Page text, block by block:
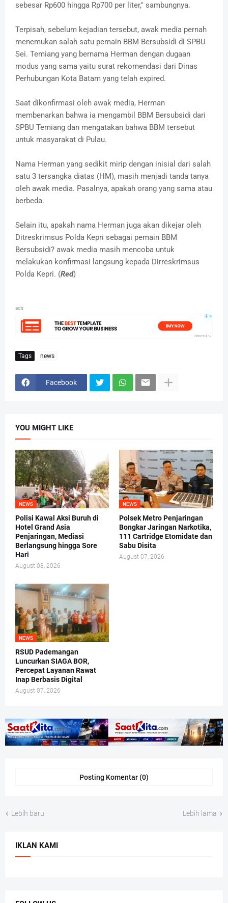
sebesar Rp600 hingga Rp700 per liter," sambungnya.
Terpisah, sebelum kejadian tersebut, awak media pernah
menemukan salah satu pemain BBM Bersubsidi di SPBU
Sei. Temiang yang bernama Herman dengan dugaan
modus yang sama yaitu surat rekomendasi dari Dinas
Perhubungan Kota Batam yang telah expired.
Saat dikonfirmasi oleh awak media, Herman
membenarkan bahwa ia mengambil BBM Bersubsidi dari
SPBU Temiang dan mengatakan bahwa BBM tersebut
untuk masyarakat di Pulau.
Nama Herman yang sedikit mirip dengan inisial dari salah
satu 3 tersangka diatas (HM), masih menjadi tanda tanya
oleh awak media. Pasalnya, apakah orang yang sama atau
berbeda.
Selain itu, apakah nama Herman juga akan dikejar oleh
Ditreskrimsus Polda Kepri sebagai pemain BBM
Bersubsidi? awak media masih mencoba untuk
melakukan konfirmasi langsung kepada Dirreskrimsus
Polda Kepri. (Red)
ads
Tags news
Facebook
YOU MIGHT LIKE
NEWS
Polisi Kawal Aksi Buruh di
Hotel Grand Asia
Penjaringan, Mediasi
Berlangsung hingga Sore
Hari
August 08, 2026
NEWS
Polsek Metro Penjaringan
Bongkar Jaringan Narkotika,
111 Cartridge Etomidate dan
Sabu Disita
August 07, 2026
NEWS
RSUD Pademangan
Luncurkan SIAGA BOR,
Percepat Layanan Rawat
Inap Berbasis Digital
August 07, 2026
Posting Komentar (0)
Lebih baru Lebih lama
IKLAN KAMI